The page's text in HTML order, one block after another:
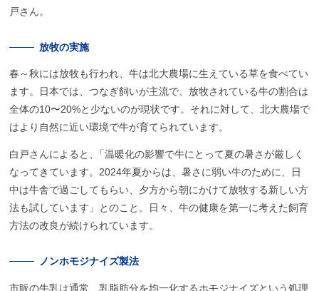
戸さん。
放牧の実施
春～秋には放牧も行われ、牛は北大農場に生えている草を食べてい
ます。日本では、つなぎ飼いが主流で、放牧されている牛の割合は
全体の10〜20%と少ないのが現状です。それに対して、北大農場で
はより自然に近い環境で牛が育てられています。
白戸さんによると
「温暖化の影響で牛にとって夏の暑さが厳しく
なってきています。2024年夏からは、暑さに弱い牛のために、日
中は牛舎で過ごしてもらい、夕方から朝にかけて放牧する新しい方
法も試しています」とのこと。日々、牛の健康を第一に考えた飼育
方法の改良が続けられています。
ノンホモジナイズ製法
市販の牛乳は通常、乳脂肪分を均一化するホモジナイズという処理